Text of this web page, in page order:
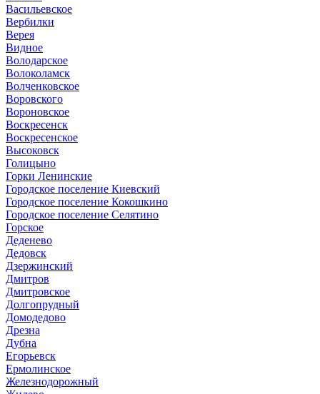
Васильевское
Вербилки
Верея
Видное
Володарское
Волоколамск
Волченковское
Воровского
Вороновское
Воскресенск
Воскресенское
Высоковск
Голицыно
Горки Ленинские
Городское поселение Киевский
Городское поселение Кокошкино
Городское поселение Селятино
Горское
Деденево
Дедовск
Дзержинский
Дмитров
Дмитровское
Долгопрудный
Домодедово
Дрезна
Дубна
Егорьевск
Ермолинское
Железнодорожный